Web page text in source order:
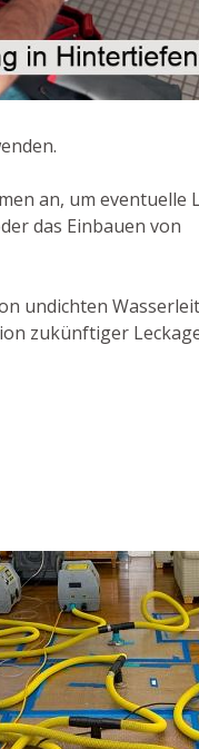
an, um eventuelle
das Einbauen von
undichten
zukünftiger